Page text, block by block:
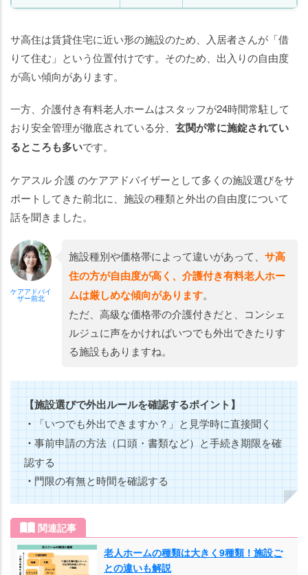
サ高住は賃貸住宅に近い形の施設のため、入居者さんが「借
りて住む」という位置付けです。そのため、出入りの自由度
が高い傾向があります。
一方、介護付き有料老人ホームはスタッフが24時間常駐して
おり安全管理が徹底されている分、 玄関が常に施錠されてい
るところも多いです。
ケアスル 介護 のケアアドバイザーとして多くの施設選びをサ
ポートしてきた前北に、施設の種類と外出の自由度について
話を聞きました。
ケアアドバイ
ザー前北
施設種別や価格帯によって違いがあって、 サ高
住の方が自由度が高く、介護付き有料老人ホー
ムは厳しめな傾向があります。
ただ、高級な価格帯の介護付きだと、コンシェ
ルジュに声をかければいつでも外出できたりす
る施設もありますね。
【施設選びで外出ルールを確認するポイント】
・「いつでも外出できますか？」と見学時に直接聞く
・事前申請の方法（口頭・書類など）と手続き期限を確
認する
・門限の有無と時間を確認する
関連記事
老人ホームの種類は大きく9種類！施設ご
との違いも解説